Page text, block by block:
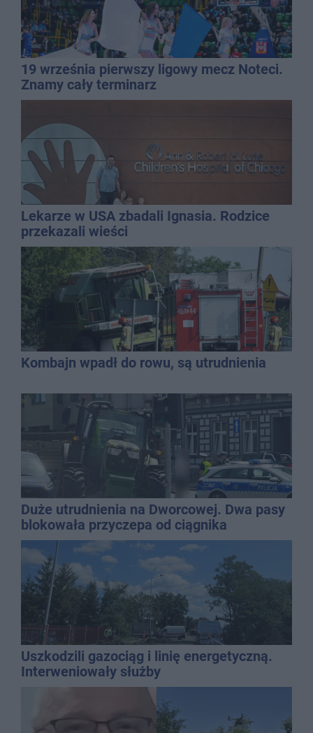
19 września pierwszy ligowy mecz Noteci.
Znamy cały terminarz
Lekarze w USA zbadali Ignasia. Rodzice
przekazali wieści
Kombajn wpadł do rowu, są utrudnienia
Duże utrudnienia na Dworcowej. Dwa pasy
blokowała przyczepa od ciągnika
Uszkodzili gazociąg i linię energetyczną.
Interweniowały służby